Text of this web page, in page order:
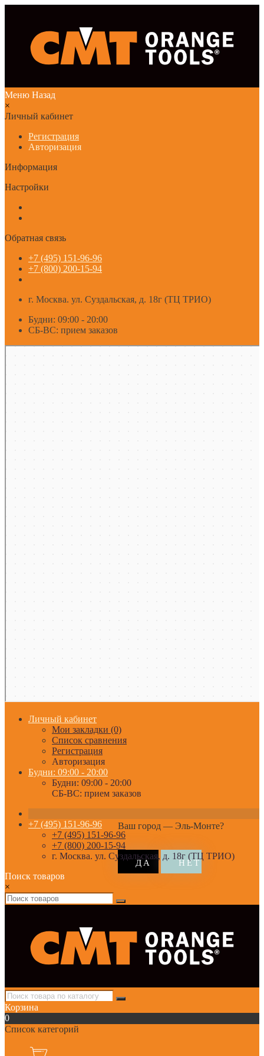
Меню Назад
×
Личный кабинет
Регистрация
Авторизация
Информация
Настройки
Обратная связь
+7 (495) 151-96-96
+7 (800) 200-15-94
г. Москва. ул. Суздальская, д. 18г (ТЦ ТРИО)
Будни: 09:00 - 20:00
СБ-ВС: прием заказов
Личный кабинет
Мои закладки (0)
Список сравнения
Регистрация
Авторизация
Будни: 09:00 - 20:00
Будни: 09:00 - 20:00
СБ-ВС: прием заказов
Ваш город — Эль-Монте?
+7 (495) 151-96-96
+7 (495) 151-96-96
+7 (800) 200-15-94
г. Москва. ул. Суздальская, д. 18г (ТЦ ТРИО)
Поиск товаров
×
Корзина
0
Список категорий